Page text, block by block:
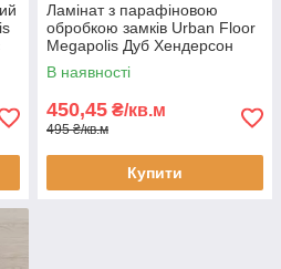
Ламінат з парафіновою
обробкою замків Urban Floor
Megapolis Дуб Хендерсон
80001 33 клас 8мм вузька
дошка з фаскою покриття 3D
В наявності
450,45 ₴/кв.м
495 ₴/кв.м
Купити